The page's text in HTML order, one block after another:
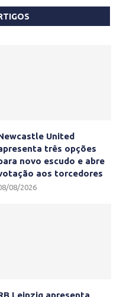
United
três opções
novo escudo e abre
aos torcedores
08/2026
Leipzig apresenta